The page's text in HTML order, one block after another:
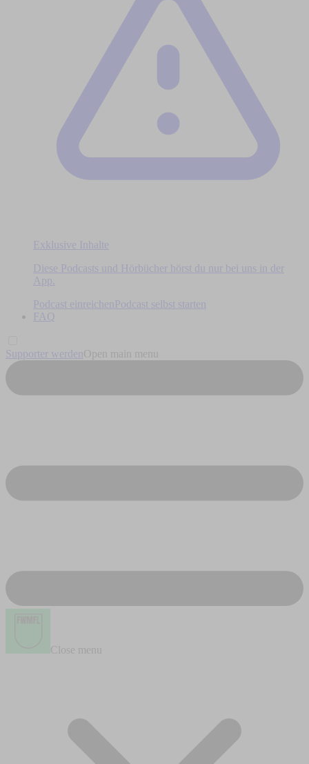
Exklusive Inhalte
Diese Podcasts und Hörbücher hörst du nur bei uns in der
App.
Podcast einreichen
Podcast selbst starten
FAQ
Supporter werden Open main menu
Close menu